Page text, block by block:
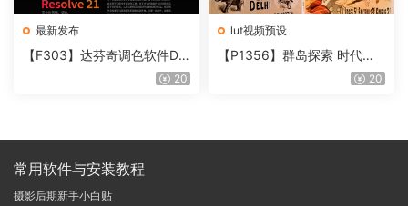
最新发布
【F303】达芬奇调色软件Da
Vinci Resolve Studio21.0.320
lut视频预设
【P1356】群岛探索 时代马
戏团 – QUEST 60 调色预设A
20
常用软件与安装教程
摄影后期新手小白贴